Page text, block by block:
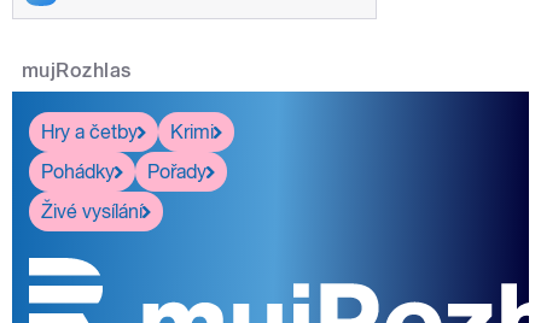
mujRozhlas
Hry a četby
Krimi
Pohádky
Pořady
Živé vysílání